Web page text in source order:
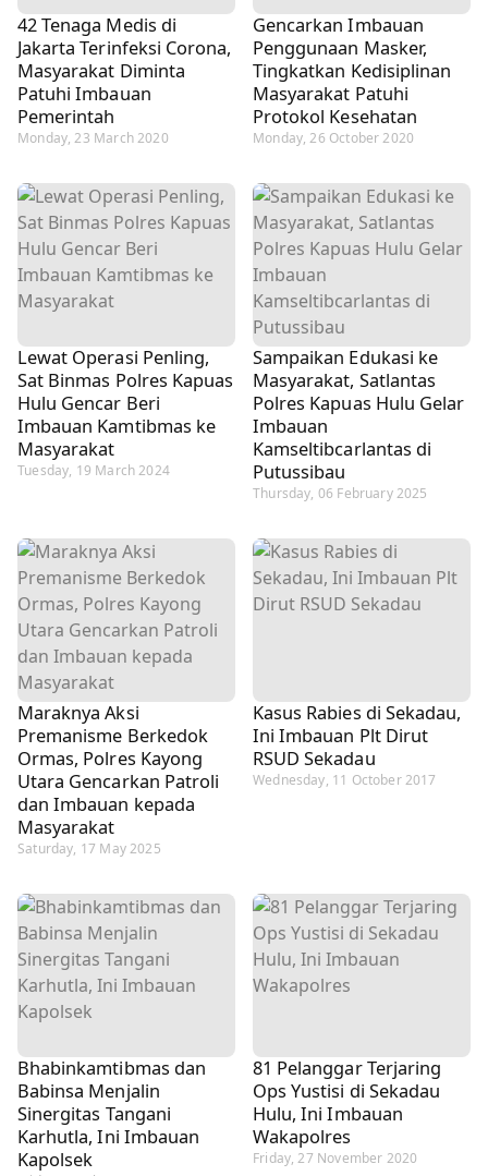
42 Tenaga Medis di
Jakarta Terinfeksi Corona,
Masyarakat Diminta
Patuhi Imbauan
Pemerintah
Monday, 23 March 2020
Gencarkan Imbauan
Penggunaan Masker,
Tingkatkan Kedisiplinan
Masyarakat Patuhi
Protokol Kesehatan
Monday, 26 October 2020
Lewat Operasi Penling,
Sat Binmas Polres Kapuas
Hulu Gencar Beri
Imbauan Kamtibmas ke
Masyarakat
Tuesday, 19 March 2024
Sampaikan Edukasi ke
Masyarakat, Satlantas
Polres Kapuas Hulu Gelar
Imbauan
Kamseltibcarlantas di
Putussibau
Thursday, 06 February 2025
Maraknya Aksi
Premanisme Berkedok
Ormas, Polres Kayong
Utara Gencarkan Patroli
dan Imbauan kepada
Masyarakat
Saturday, 17 May 2025
Kasus Rabies di Sekadau,
Ini Imbauan Plt Dirut
RSUD Sekadau
Wednesday, 11 October 2017
Bhabinkamtibmas dan
Babinsa Menjalin
Sinergitas Tangani
Karhutla, Ini Imbauan
Kapolsek
81 Pelanggar Terjaring
Ops Yustisi di Sekadau
Hulu, Ini Imbauan
Wakapolres
Friday, 27 November 2020